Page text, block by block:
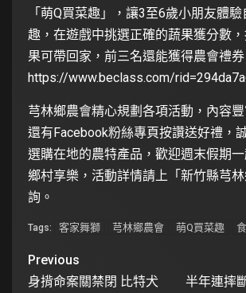
「萌Q買菜趣」，讓3至6歲小朋友體
趣，在遊戲中挑選正確的蔬果獲分數
果可帶回家，前三名還能獲得農會禮
https://www.beclass.com/
芎林鄉農會精心規劃各項活動，內容
還有Facebook粉絲專頁按讚送好禮，
選購在地的農特產品，歡迎週末假期
鄉村享樂，活動詳情請上「新竹縣芎
詢。
Tags: 客家舞獅 芎林鄉農會 萌Q買菜趣
Previous
身揹命案關禁閉 比特犬
半年連摔